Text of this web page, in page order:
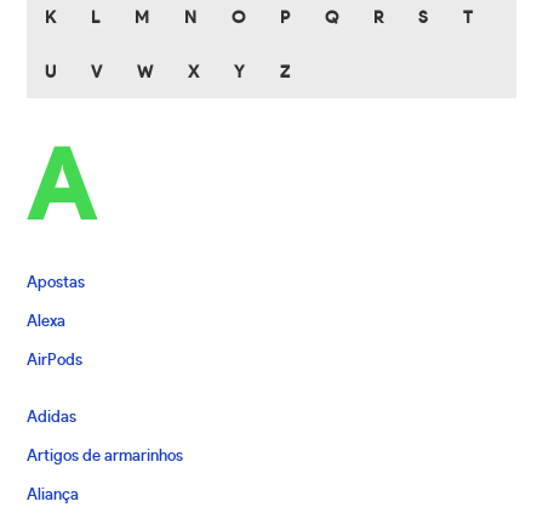
K L M N O P Q R S T
U V W X Y Z
A
Apostas
Alexa
AirPods
Adidas
Artigos de armarinhos
Aliança